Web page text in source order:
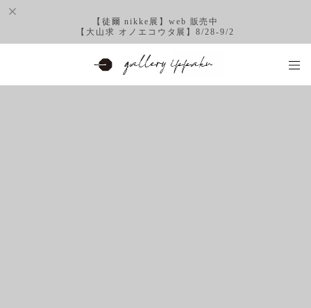
【徒爾 nikke展】web 販売中
【大山求 オノエコウタ展】8/28-9/2